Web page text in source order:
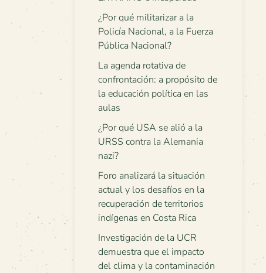
¿Por qué militarizar a la
Policía Nacional, a la Fuerza
Pública Nacional?
La agenda rotativa de
confrontación: a propósito de
la educación política en las
aulas
¿Por qué USA se alió a la
URSS contra la Alemania
nazi?
Foro analizará la situación
actual y los desafíos en la
recuperación de territorios
indígenas en Costa Rica
Investigación de la UCR
demuestra que el impacto
del clima y la contaminación